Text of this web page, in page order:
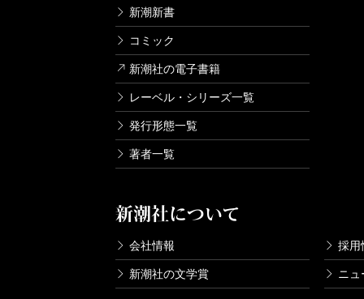
新潮新書
コミック
新潮社の電子書籍
レーベル・シリーズ一覧
発行形態一覧
著者一覧
新潮社について
会社情報 採用
新潮社の文学賞 ニュ